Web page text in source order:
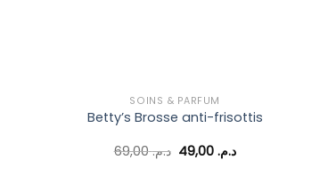
SOINS & PARFUM
Betty’s Brosse anti-frisottis
د.م.69,00 Le
prix
د.م. 49,00 Le